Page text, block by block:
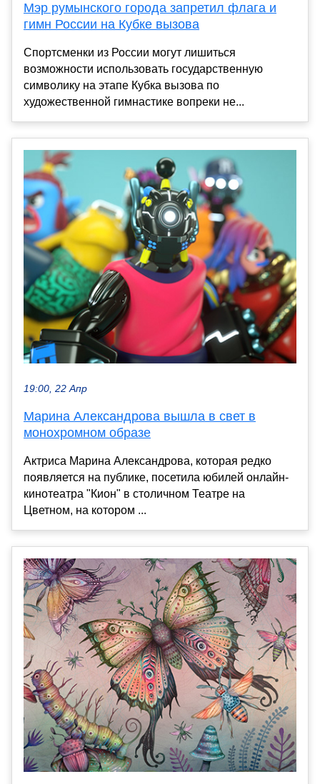
Мэр румынского города запретил флага и
гимн России на Кубке вызова
Спортсменки из России могут лишиться
возможности использовать государственную
символику на этапе Кубка вызова по
художественной гимнастике вопреки не...
19:00, 22 Апр
Марина Александрова вышла в свет в
монохромном образе
Актриса Марина Александрова, которая редко
появляется на публике, посетила юбилей онлайн-
кинотеатра "Кион" в столичном Театре на
Цветном, на котором ...